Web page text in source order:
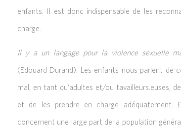
enfants. Il est donc indispensable de les
charge.
Il y a un langage pour la violence sexuelle
(Edouard Durand). Les enfants nous parlent de
mal, en tant qu’adultes et/ou tavailleurs.euses,
et de les prendre en charge adéquatement.
concernent une large part de la population